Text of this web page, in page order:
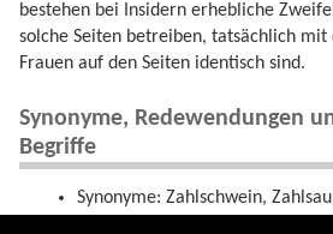
bestehen bei Insidern erhebliche
solche Seiten betreiben, tatsächlich mit
Frauen auf den Seiten identisch sind.
Synonyme, Redewendungen
Begriffe
Synonyme: Zahlschwein,